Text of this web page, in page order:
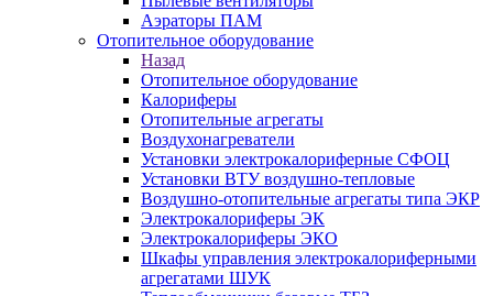
Аэраторы ПАМ
Отопительное оборудование
Назад
Отопительное оборудование
Калориферы
Отопительные агрегаты
Воздухонагреватели
Установки электрокалориферные СФОЦ
Установки ВТУ воздушно-тепловые
Воздушно-отопительные агрегаты типа ЭКР
Электрокалориферы ЭК
Электрокалориферы ЭКО
Шкафы управления электрокалориферными
агрегатами ШУК